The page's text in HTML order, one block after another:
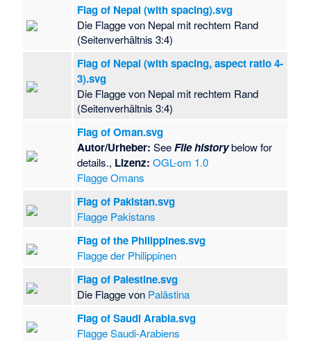
Flag of Nepal (with spacing).svg
Die Flagge von Nepal mit rechtem Rand
(Seitenverhältnis 3:4)
Flag of Nepal (with spacing, aspect ratio 4-
3).svg
Die Flagge von Nepal mit rechtem Rand
(Seitenverhältnis 3:4)
Flag of Oman.svg
Autor/Urheber: SeeFile historybelow for
details., Lizenz: OGL-om 1.0
Flagge Omans
Flag of Pakistan.svg
Flagge Pakistans
Flag of the Philippines.svg
Flagge der Philippinen
Flag of Palestine.svg
Die Flagge von Palästina
Flag of Saudi Arabia.svg
Flagge Saudi-Arabiens